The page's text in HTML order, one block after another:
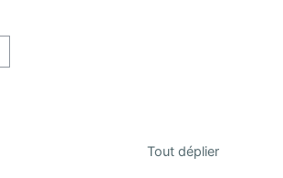
Tout déplier